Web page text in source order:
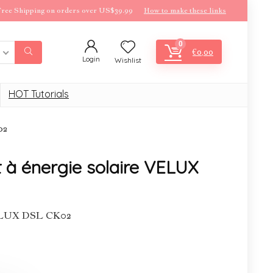
Shipping on orders over US$39.99 How to make these links
Login Wishlist
0
€0,00
HOT Tutorials
énergie solaire VELUX
DSL CK02